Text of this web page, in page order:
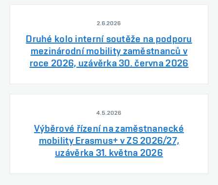
2.6.2026
Druhé kolo interní soutěže na podporu
mezinárodní mobility zaměstnanců v
roce 2026, uzávěrka 30. června 2026
4.5.2026
Výběrové řízení na zaměstnanecké
mobility Erasmus+ v ZS 2026/27,
uzávěrka 31. května 2026